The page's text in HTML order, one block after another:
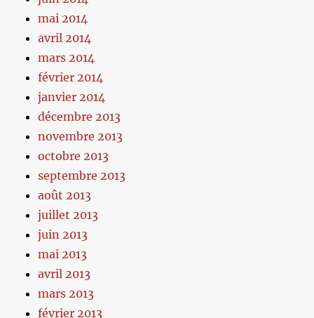
mai 2014
avril 2014
mars 2014
février 2014
janvier 2014
décembre 2013
novembre 2013
octobre 2013
septembre 2013
août 2013
juillet 2013
juin 2013
mai 2013
avril 2013
mars 2013
février 2013